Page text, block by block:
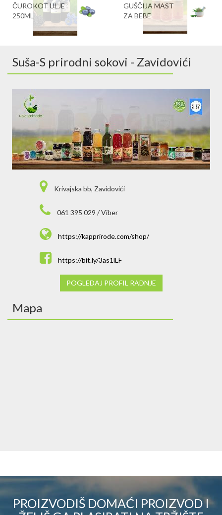
ČUROKOT ULJE
250ML
GUŠČIJA MAST
ZA BEBE
Suša-S prirodni sokovi - Zavidovići
Krivajska bb, Zavidovići
061 395 029 / Viber
https://kapprirode.com/shop/
https://bit.ly/3as1lLF
POGLEDAJ PROFIL RADNJE
Mapa
PROIZVODIŠ DOMAĆI PROIZVOD I